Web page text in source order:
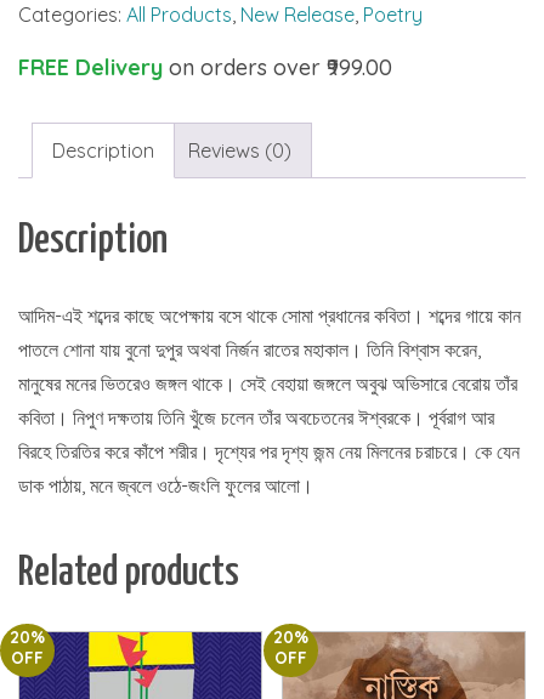
quantity
Categories: All Products New Release Poetry
FREE Delivery on orders over ₹999.00
Description Reviews (0)
Description
আদিম-এই শব্দের কাছে অপেক্ষায় বসে থাকে সোমা প্রধানের কবিতা। শব্দের গায়ে কান
পাতলে শোনা যায় বুনো দুপুর অথবা নির্জন রাতের মহাকাল। তিনি বিশ্বাস করেন,
মানুষের মনের ভিতরেও জঙ্গল থাকে। সেই বেহায়া জঙ্গলে অবুঝ অভিসারে বেরোয় তাঁর
কবিতা। নিপুণ দক্ষতায় তিনি খুঁজে চলেন তাঁর অবচেতনের ঈশ্বরকে। পূর্বরাগ আর
বিরহে তিরতির করে কাঁপে শরীর। দৃশ্যের পর দৃশ্য জন্ম নেয় মিলনের চরাচরে। কে যেন
ডাক পাঠায়, মনে জ্বলে ওঠে-জংলি ফুলের আলো।
Related products
20%
OFF
20%
OFF